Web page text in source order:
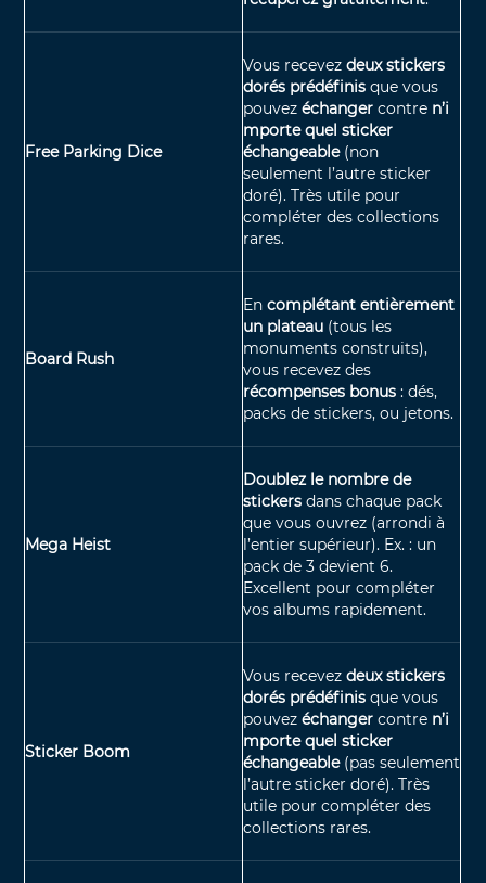
Free Parking Dice
Vous recevezdeux stickers
dorés prédéfinis que vous
pouvezéchangercontre n’i
mporte quel sticker
échangeable(non
seulement l’autre sticker
doré). Très utile pour
compléter des collections
rares.
Board Rush
Encomplétant entièrement
un plateau (tous les
monuments construits),
vous recevez des
récompenses bonus : dés,
packs de stickers, ou jetons.
Mega Heist
Doublez le nombre de
stickers dans chaque pack
que vous ouvrez (arrondi à
l’entier supérieur). Ex. : un
pack de 3 devient 6.
Excellent pour compléter
vos albums rapidement.
Sticker Boom
Vous recevezdeux stickers
dorés prédéfinis que vous
pouvezéchangercontre n’i
mporte quel sticker
échangeable(pas seulement
l’autre sticker doré). Très
utile pour compléter des
collections rares.